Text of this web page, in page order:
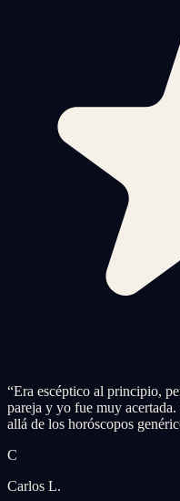
“Era escéptico al principio,
pareja y yo fue muy
allá de los horóscopos
C
Carlos L.